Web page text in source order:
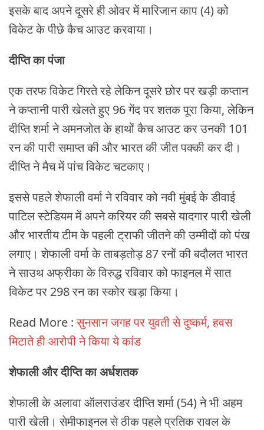
इसके बाद अपने दूसरे ही ओवर में मारिजान काप (4) को
विकेट के पीछे कैच आउट करवाया।
दीप्ति का पंजा
एक तरफ विकेट गिरते रहे लेकिन दूसरे छोर पर खड़ी कप्तान
ने कप्तानी पारी खेलते हुए 96 गेंद पर शतक पूरा किया, लेकिन
दीप्ति शर्मा ने अमनजोत के हाथों कैच आउट कर उनकी 101
रन की पारी समाप्त की और भारत की जीत पक्की कर दी।
दीप्ति ने मैच में पांच विकेट चटकाए।
इससे पहले शेफाली वर्मा ने रविवार को नवी मुंबई के डीवाई
पाटिल स्टेडियम में अपने करियर की सबसे यादगार पारी खेली
और भारतीय टीम के पहली ट्राफी जीतने की उम्मीदों को पंख
लगाए। शेफाली वर्मा के ताबड़तोड़ 87 रनों की बदौलत भारत
ने साउथ अफ्रीका के विरुद्ध रविवार को फाइनल में सात
विकेट पर 298 रन का स्कोर खड़ा किया।
Read More :सुनसान जगह पर युवती से दुष्कर्म, हवस
मिटाते ही आरोपी ने किया ये कांड
शेफाली और दीप्ति का अर्धशतक
शेफाली के अलावा ऑलराउंडर दीप्ति शर्मा (54) ने भी अहम
पारी खेली। सेमीफाइनल से ठीक पहले प्रतिक रावल के